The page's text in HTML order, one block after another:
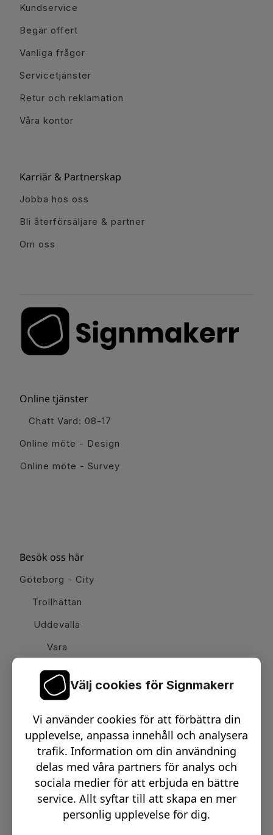
Kundservice
Begär offert
Vanliga frågor
Servicetjänster
Retur och reklamation
Våra kontor
Karriär & Partnerskap
Jobba hos oss
Bli återförsäljare & partner
Om oss
Online tjänster
Chatt Vard: 08-17
Online möte - Design
Online möte - Survey
Besök oss här
Göteborg - City
Trollhättan
Uddevalla
Vara
Email:info@signmakerr.se
PSST, HÄNG MED PÅ VÅR RESA!
Välj cookies för Signmakerr
Vi använder cookies för att förbättra din
upplevelse, anpassa innehåll och analysera
trafik. Information om din användning
delas med våra partners för analys och
sociala medier för att erbjuda en bättre
service. Allt syftar till att skapa en mer
personlig upplevelse för dig.